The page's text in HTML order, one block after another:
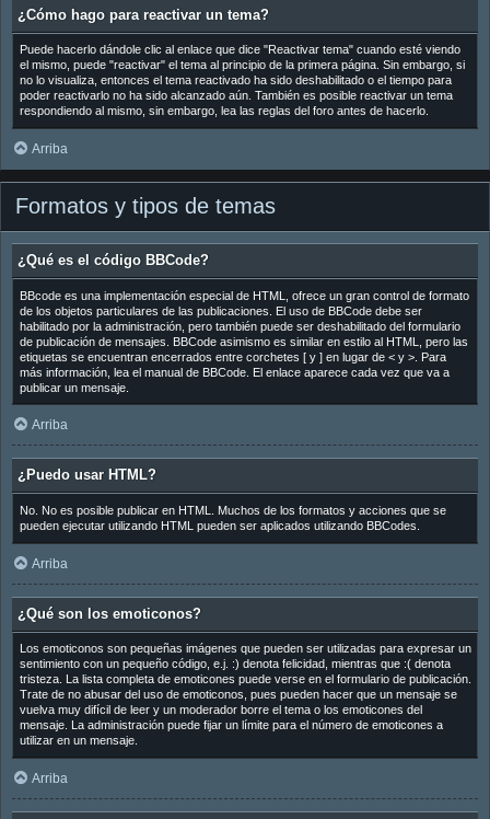
¿Cómo hago para reactivar un tema?
Puede hacerlo dándole clic al enlace que dice "Reactivar tema" cuando esté viendo
el mismo, puede "reactivar" el tema al principio de la primera página. Sin embargo, si
no lo visualiza, entonces el tema reactivado ha sido deshabilitado o el tiempo para
poder reactivarlo no ha sido alcanzado aún. También es posible reactivar un tema
respondiendo al mismo, sin embargo, lea las reglas del foro antes de hacerlo.
Arriba
Formatos y tipos de temas
¿Qué es el código BBCode?
BBcode es una implementación especial de HTML, ofrece un gran control de formato
de los objetos particulares de las publicaciones. El uso de BBCode debe ser
habilitado por la administración, pero también puede ser deshabilitado del formulario
de publicación de mensajes. BBCode asimismo es similar en estilo al HTML, pero las
etiquetas se encuentran encerrados entre corchetes [ y ] en lugar de < y >. Para
más información, lea el manual de BBCode. El enlace aparece cada vez que va a
publicar un mensaje.
Arriba
¿Puedo usar HTML?
No. No es posible publicar en HTML. Muchos de los formatos y acciones que se
pueden ejecutar utilizando HTML pueden ser aplicados utilizando BBCodes.
Arriba
¿Qué son los emoticonos?
Los emoticonos son pequeñas imágenes que pueden ser utilizadas para expresar un
sentimiento con un pequeño código, e.j. :) denota felicidad, mientras que :( denota
tristeza. La lista completa de emoticones puede verse en el formulario de publicación.
Trate de no abusar del uso de emoticonos, pues pueden hacer que un mensaje se
vuelva muy difícil de leer y un moderador borre el tema o los emoticones del
mensaje. La administración puede fijar un límite para el número de emoticones a
utilizar en un mensaje.
Arriba